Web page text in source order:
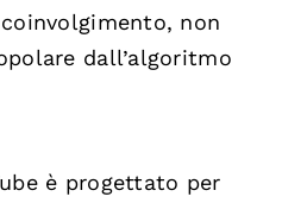
non
dall’algoritmo
è progettato per